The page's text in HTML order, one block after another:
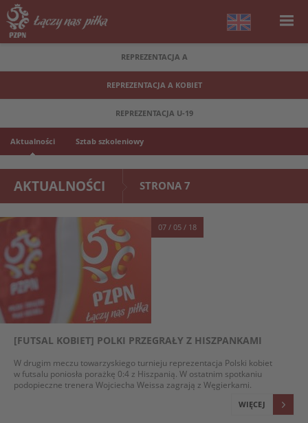
REPREZENTACJA A
REPREZENTACJA A KOBIET
REPREZENTACJA U-19
Aktualności Sztab szkoleniowy
AKTUALNOŚCI STRONA 7
07 / 05 / 18
[FUTSAL KOBIET] POLKI PRZEGRAŁY Z HISZPANKAMI
W drugim meczu towarzyskiego turnieju reprezentacja Polski kobiet
w futsalu poniosła porażkę 0:4 z Hiszpanią. W ostatnim spotkaniu
podopieczne trenera Wojciecha Weissa zagrają z Węgierkami.
WIĘCEJ